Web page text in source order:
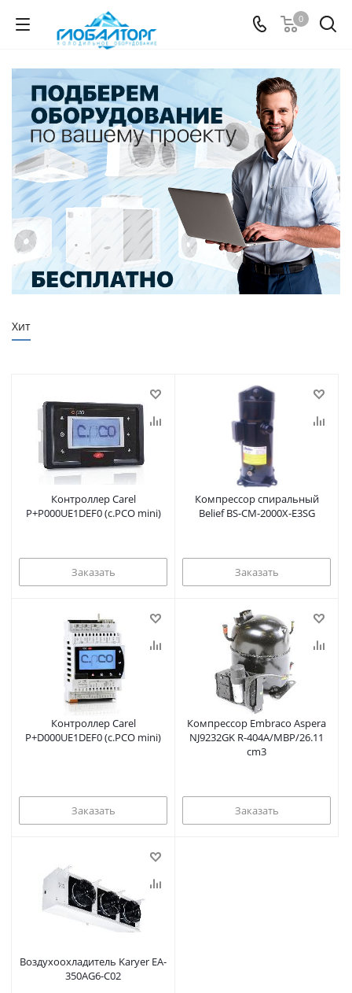
0
Хит
Контроллер Carel
P+P000UE1DEF0 (c.PCO mini)
Заказать
Компрессор спиральный
Belief BS-CM-2000X-E3SG
Заказать
Контроллер Carel
P+D000UE1DEF0 (c.PCO mini)
Заказать
Компрессор Embraco Aspera
NJ9232GK R-404A/MBP/26.11
cm3
Заказать
Воздухоохладитель Karyer EA-
350AG6-C02